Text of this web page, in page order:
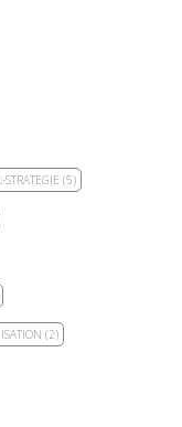
STRATEGIE(5)
(2)